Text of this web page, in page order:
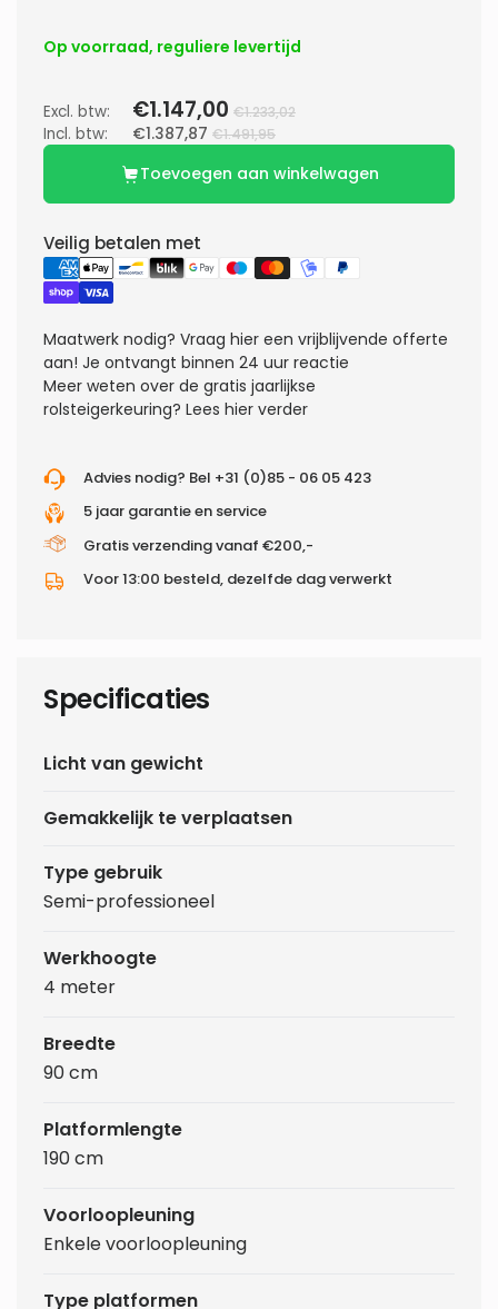
Op voorraad, reguliere levertijd
Excl. btw: €1.147,00 €1.233,02
Incl. btw: €1.387,87 €1.491,95
Toevoegen aan winkelwagen
Veilig betalen met
Maatwerk nodig?Vraag hier een vrijblijvende offerte
aan! Je ontvangt binnen 24 uur reactie
Meer weten over de gratis jaarlijkse
rolsteigerkeuring?Lees hier verder
Advies nodig? Bel +31 (0)85 - 06 05 423
5 jaar garantie en service
Gratis verzending vanaf €200,-
Voor 13:00 besteld, dezelfde dag verwerkt
Specificaties
Licht van gewicht
Gemakkelijk te verplaatsen
Type gebruik
Semi-professioneel
Werkhoogte
4 meter
Breedte
90 cm
Platformlengte
190 cm
Voorloopleuning
Enkele voorloopleuning
Type platformen